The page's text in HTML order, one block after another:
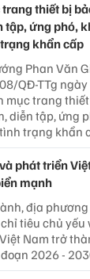
trang thiết bị
tập, ứng phó,
khẩn cấp
Phan Văn
QĐ-TTg
mục trang
diễn tập, ứng
trạng khẩn
phát triển
mạnh
địa
tiêu chủ yếu
Nam trở
2026 -